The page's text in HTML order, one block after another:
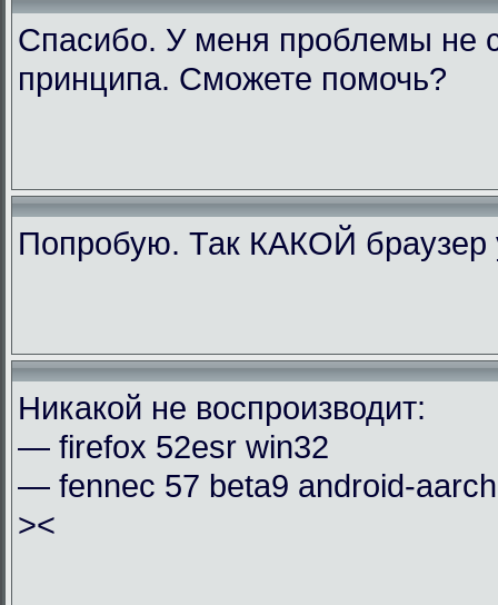
Спасибо. У меня проблемы не
принципа. Сможете помочь?
Попробую. Так КАКОЙ браузер
Никакой не воспроизводит:
— firefox 52esr win32
— fennec 57 beta9 android-
><